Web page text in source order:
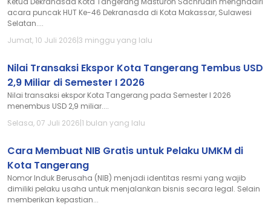
acara puncak HUT Ke-46 Dekranasda di Kota Makassar, Sulawesi
Selatan....
Jumat, 10 Juli 2026|3 minggu yang lalu
Nilai Transaksi Ekspor Kota Tangerang Tembus USD
2,9 Miliar di Semester I 2026
Nilai transaksi ekspor Kota Tangerang pada Semester I 2026
menembus USD 2,9 miliar....
Selasa, 07 Juli 2026|1 bulan yang lalu
Cara Membuat NIB Gratis untuk Pelaku UMKM di
Kota Tangerang
Nomor Induk Berusaha (NIB) menjadi identitas resmi yang wajib
dimiliki pelaku usaha untuk menjalankan bisnis secara legal. Selain
memberikan kepastian...